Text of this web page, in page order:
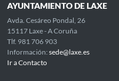
AYUNTAMIENTO DE LAXE
Avda. Cesáreo Pondal, 26
15117 Laxe - A Coruña
Tlf. 981 706 903
Información: sede@laxe.es
Ir a Contacto